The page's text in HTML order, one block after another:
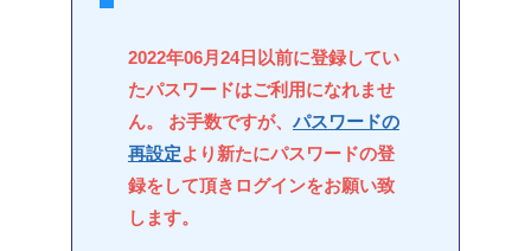
2022年06月24日以前に登録してい
たパスワードはご利用になれませ
ん。 お手数ですが、 パスワードの
再設定より新たにパスワードの登
録をして頂きログインをお願い致
します。